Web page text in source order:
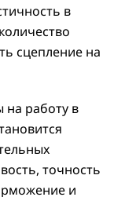
в
сцепление на
работу в
точность
и